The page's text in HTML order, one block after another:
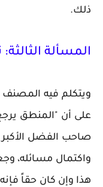
ذلك.
المسألة
ويتكلم فيه المصنف
على أن "المنطق
صاحب الفضل
واكتمال مسائله،
هذا وإن كان حقاً